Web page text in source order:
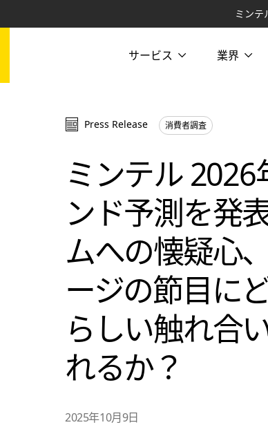
ミンテ
サービス 業界
Press Release 消費者調査
ミンテル
ンド予測を発
ムへの懐疑心
ージの節目に
らしい触れ合
れるか？
2025年10月9日